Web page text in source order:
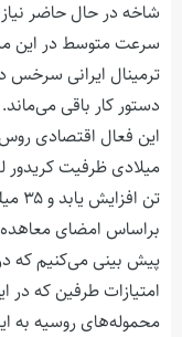
شاخه در حال حاضر
سرعت متوسط در این
ترمینال ایرانی سرخس
دستور کار باقی می‌ماند.
براساس امضای
پیش بینی می‌کنیم که
محموله‌های روسیه به